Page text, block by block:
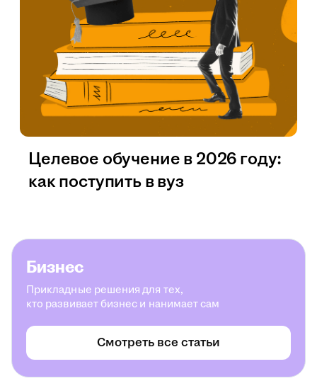
Целевое обучение в 2026 году:
как поступить в вуз
Бизнес
Прикладные решения для тех,
кто развивает бизнес и нанимает сам
Смотреть все статьи